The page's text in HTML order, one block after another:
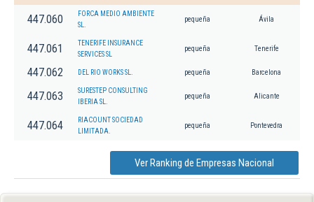
447.060
FORCA MEDIO AMBIENTE
SL.
pequeña Ávila
447.061
TENERIFE INSURANCE
SERVICES SL
pequeña Tenerife
447.062 DEL RIO WORKS SL. pequeña Barcelona
447.063
SURESTEP CONSULTING
IBERIA SL.
pequeña Alicante
447.064
RIACOUNT SOCIEDAD
LIMITADA.
pequeña Pontevedra
Ver Ranking de Empresas Nacional